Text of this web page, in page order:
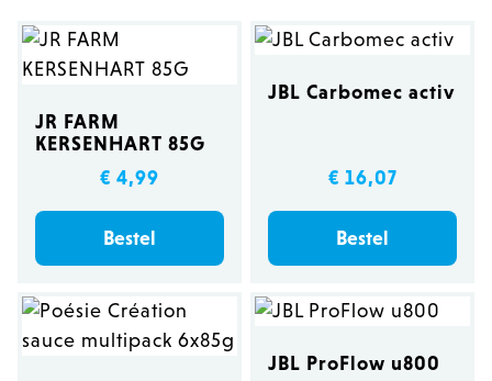
JR FARM
KERSENHART 85G
€ 4,99
Bestel
JBL Carbomec activ
€ 16,07
Bestel
JBL ProFlow u800